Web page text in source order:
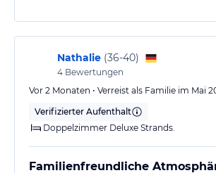
Brille (leider haben wir seinen Namen
uns jeden Tag mit einem Lächeln
unseren Urlaub bereichert.
Grüße von FINN – dann wissen alle,…
Nathalie (36-40)
4 Bewertungen
Vor 2 Monaten • Verreist als Familie im Mai
Verifizierter Aufenthalt
Doppelzimmer Deluxe Strands.
Familienfreundliche